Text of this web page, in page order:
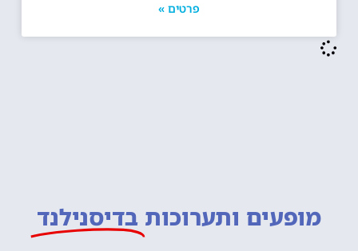
פרטים »
מופעים ותערוכות בדיסנילנד